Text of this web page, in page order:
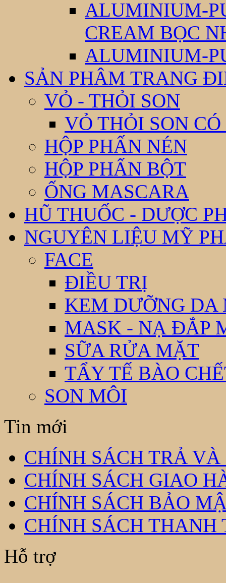
ALUMINIUM-
CREAM BỌC
ALUMINIUM-
SẢN PHÂM TRANG
VỎ - THỎI SON
VỎ THỎI SON
HỘP PHẤN NÉN
HỘP PHẤN BỘT
ỐNG MASCARA
HŨ THUỐC - DƯỢC
NGUYÊN LIỆU MỸ
FACE
ĐIỀU TRỊ
KEM DƯỠNG DA
MASK - NẠ ĐẮP
SỮA RỬA MẶT
TẨY TẾ BÀO
SON MÔI
Tin mới
CHÍNH SÁCH TRẢ
CHÍNH SÁCH GIAO
CHÍNH SÁCH BẢO
CHÍNH SÁCH THANH
Hỗ trợ